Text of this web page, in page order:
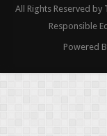
All Rights Reserved by
Responsible
Powered